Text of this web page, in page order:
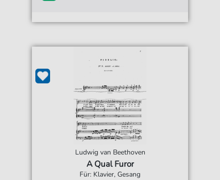
Ludwig van Beethoven
A Qual Furor
Für: Klavier, Gesang